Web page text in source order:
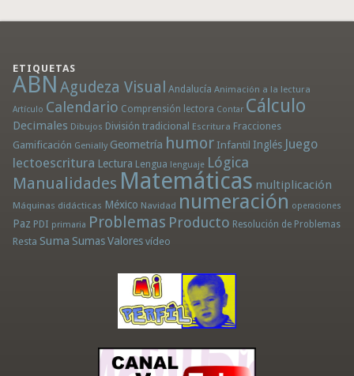
ETIQUETAS
ABN Agudeza Visual Andalucía Animación a la lectura
Artículo Calendario Comprensión lectora Contar Cálculo
Decimales Dibujos División tradicional Escritura Fracciones
Gamificación Genially Geometría humor Infantil Inglés Juego
lectoescritura Lectura Lengua lenguaje Lógica
Manualidades Matemáticas multiplicación
Máquinas didácticas México Navidad numeración operaciones
Paz PDI primaria Problemas Producto Resolución de Problemas
Resta Suma Sumas Valores vídeo